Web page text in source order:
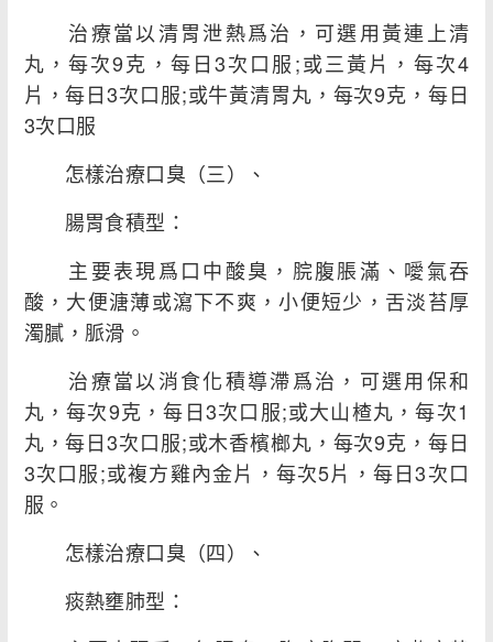
治療當以清胃泄熱爲治，可選用黃連上清
丸，每次9克，每日3次口服;或三黃片，每次4
片，每日3次口服;或牛黃清胃丸，每次9克，每日
3次口服
怎樣治療口臭（三）、
腸胃食積型：
主要表現爲口中酸臭，脘腹脹滿、噯氣吞
酸，大便溏薄或瀉下不爽，小便短少，舌淡苔厚
濁膩，脈滑。
治療當以消食化積導滯爲治，可選用保和
丸，每次9克，每日3次口服;或大山楂丸，每次1
丸，每日3次口服;或木香檳榔丸，每次9克，每日
3次口服;或複方雞內金片，每次5片，每日3次口
服。
怎樣治療口臭（四）、
痰熱壅肺型：